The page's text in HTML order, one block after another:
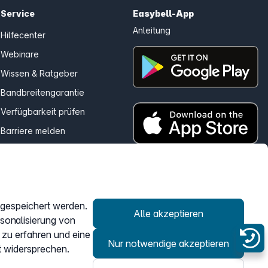
Service
Hilfecenter
Webinare
Wissen & Ratgeber
Bandbreitengarantie
Verfügbarkeit prüfen
Barriere melden
Vertrag widerrufen
Easybell-App
Anleitung
werden.
von
erfahren und eine
Alle akzeptieren
Nur notwendige akzeptieren